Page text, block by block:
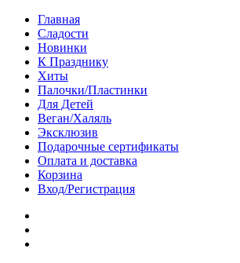
Главная
Сладости
Новинки
К Празднику
Хиты
Палочки/Пластинки
Для Детей
Веган/Халяль
Эксклюзив
Подарочные сертификаты
Оплата и доставка
Корзина
Вход/Регистрация